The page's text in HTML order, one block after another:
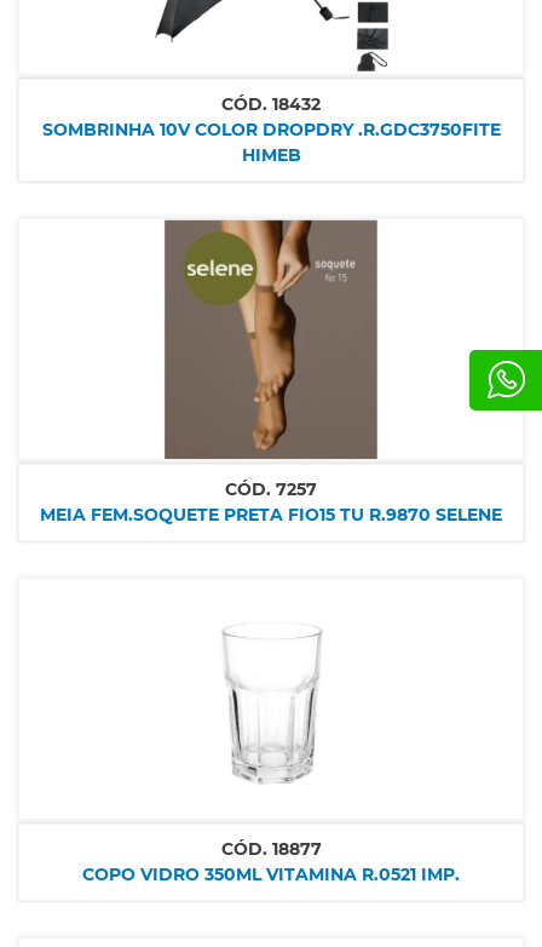
CÓD. 18432
SOMBRINHA 10V COLOR DROPDRY .R.GDC3750FITE
HIMEB
CÓD. 7257
MEIA FEM.SOQUETE PRETA FIO15 TU R.9870 SELENE
CÓD. 18877
COPO VIDRO 350ML VITAMINA R.0521 IMP.